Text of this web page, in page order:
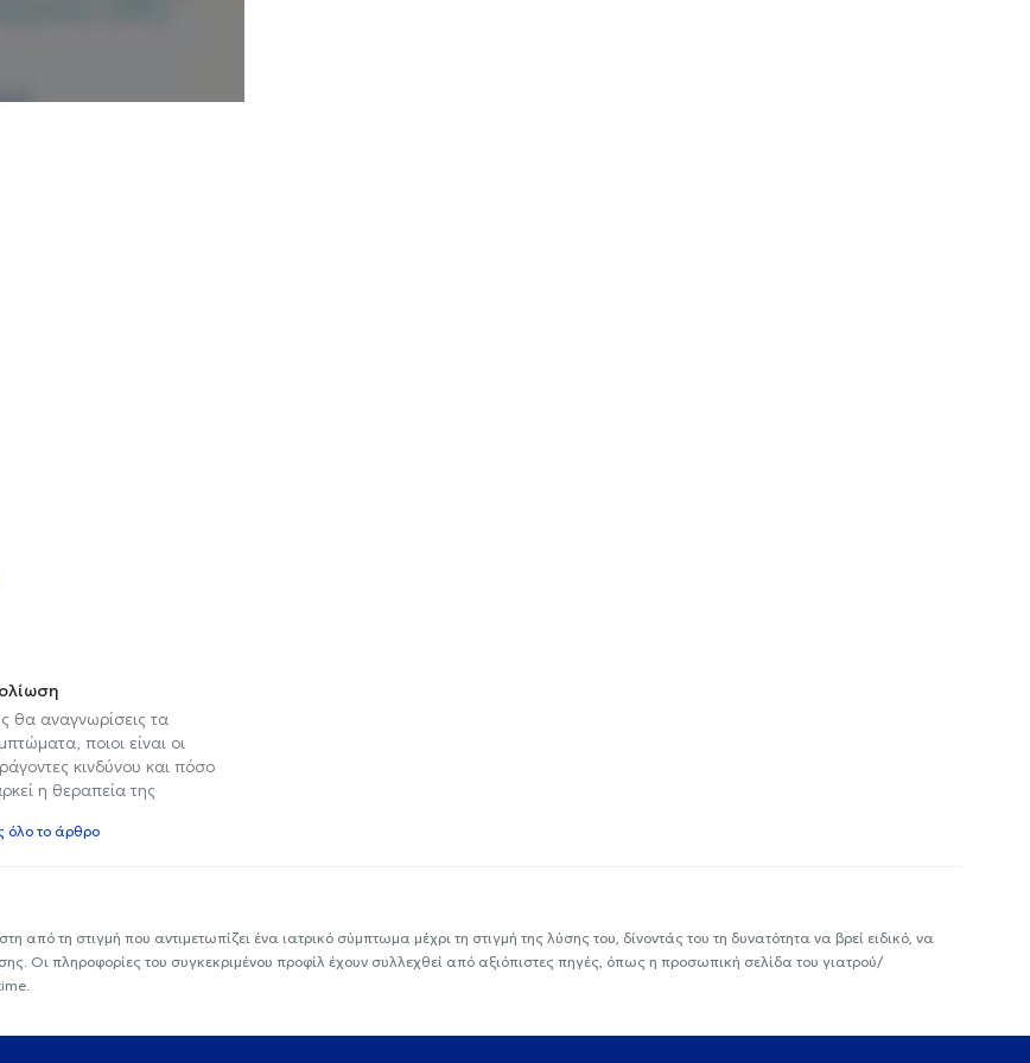
θα αναγνωρίσεις τα
ποιοι είναι οι
κινδύνου και πόσο
η θεραπεία της
όλο το άρθρο
τη στιγμή που αντιμετωπίζει ένα ιατρικό σύμπτωμα μέχρι τη στιγμή της λύσης του, δίνοντάς του τη δυνατότητα να βρεί ειδικό, να
Οι πληροφορίες του συγκεκριμένου προφίλ έχουν συλλεχθεί από αξιόπιστες πηγές, όπως η προσωπική σελίδα του γιατρού/